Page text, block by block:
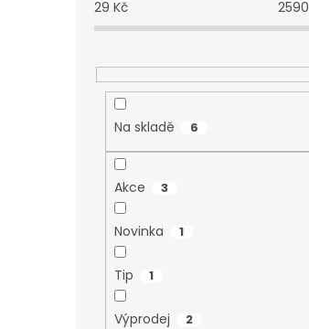
29 Kč 2590
Na skladě 6
Akce 3
Novinka 1
Tip 1
Výprodej 2